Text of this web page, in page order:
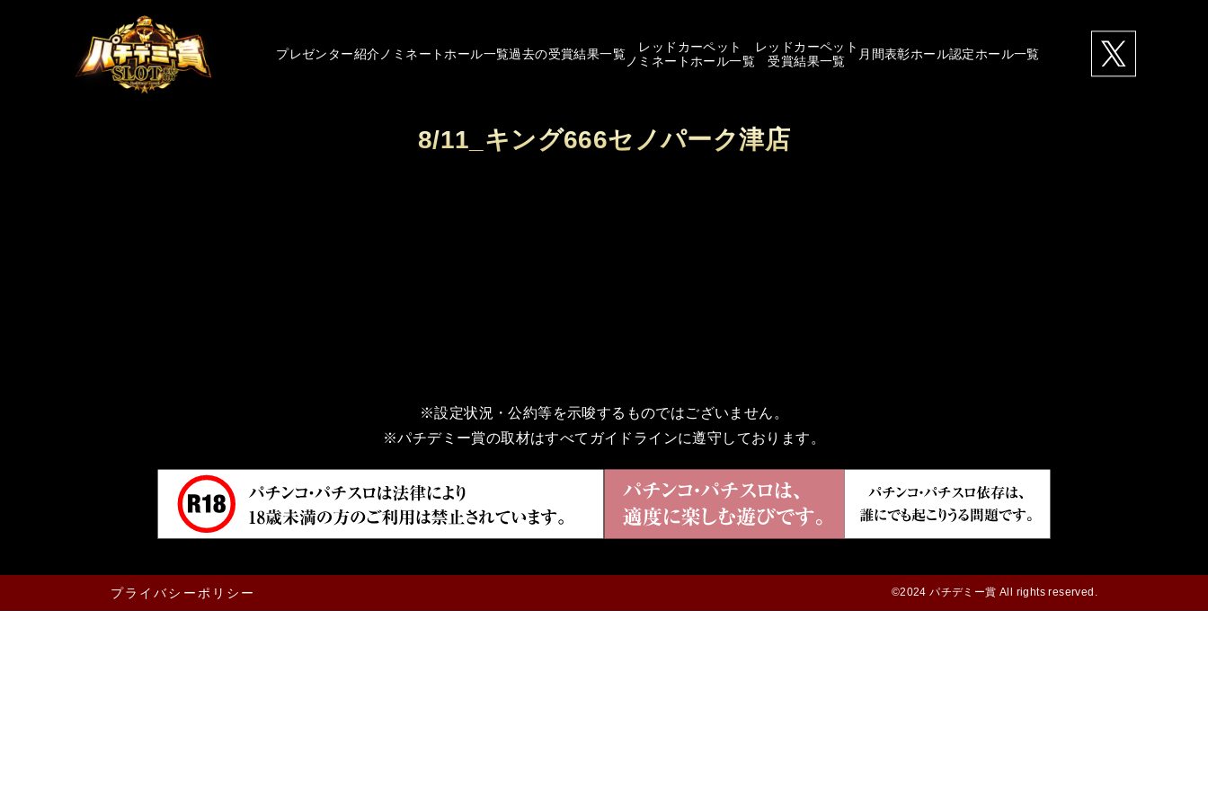
プレゼンター紹介 ノミネートホール一覧過去の受賞結果一覧
レッドカーペット
ノミネートホール一覧
レッドカーペット
受賞結果一覧
月間表彰ホール認定ホール一覧
8/11_キング666セノパーク津店
※設定状況・公約等を示唆するものではございません。
※パチデミー賞の取材はすべてガイドラインに遵守しております。
プライバシーポリシー ©2024 パチデミー賞 All rights reserved.